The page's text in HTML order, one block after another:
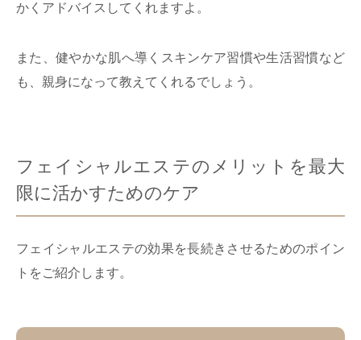
かくアドバイスしてくれますよ。
また、健やかな肌へ導くスキンケア習慣や生活習慣など
も、親身になって教えてくれるでしょう。
フェイシャルエステのメリットを最大
限に活かすためのケア
フェイシャルエステの効果を長続きさせるためのポイン
トをご紹介します。